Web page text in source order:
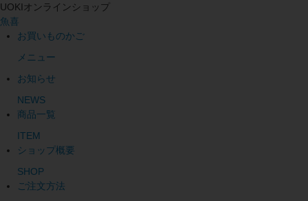
UOKIオンラインショップ
魚喜
お買いものかご
メニュー
お知らせ
NEWS
商品一覧
ITEM
ショップ概要
SHOP
ご注文方法